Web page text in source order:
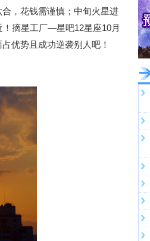
，花钱需谨慎；中旬火星进
！摘星工厂—星吧12星座10月
优势且成功逆袭别人吧！